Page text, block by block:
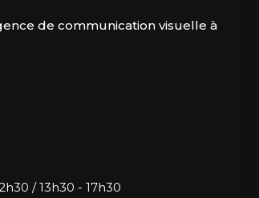
de communication visuelle à
/ 13h30 - 17h30